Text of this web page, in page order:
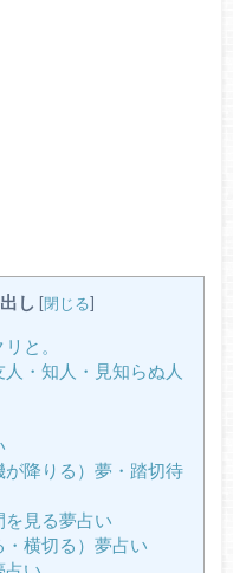
し [閉じる]
と。
・知人・見知らぬ人
降りる）夢・踏切待
見る夢占い
横切る）夢占い